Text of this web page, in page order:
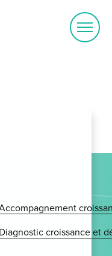
croissance et
Ouvrir
le